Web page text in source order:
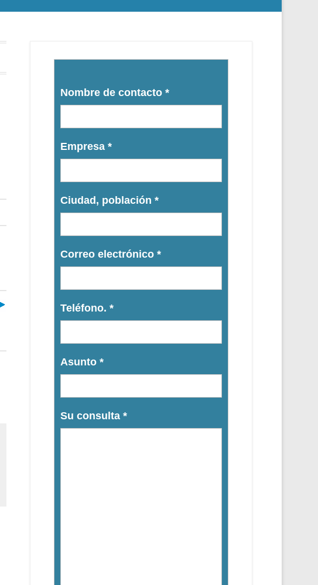
Nombre de contacto *
Empresa *
Ciudad, población *
Correo electrónico *
Teléfono. *
Asunto *
Su consulta *